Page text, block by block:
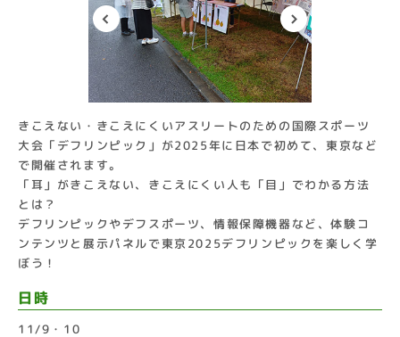
きこえない・きこえにくいアスリートのための国際スポーツ
大会「デフリンピック」が2025年に日本で初めて、東京など
で開催されます。
「耳」がきこえない、きこえにくい人も「目」でわかる方法
とは？
デフリンピックやデフスポーツ、情報保障機器など、体験コ
ンテンツと展示パネルで東京2025デフリンピックを楽しく学
ぼう！
日時
11/9・10